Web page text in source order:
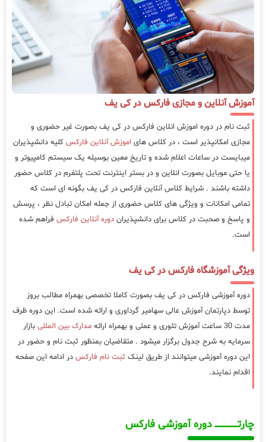
آموزش آنلاین و مجازی فارکس در کی یف
ثبت نام در دوره اموزش انلاین فارکس در کی یف بصورت غیر حضوری و
مجازی امکانپذیر است ، در کلاس های اموزش آنلاین فارکس کلیه دانشپذیران
میبایست در ساعات اعلام شده و تاریخ معین بوسیله یک سیستم کامپیوتر و
یا حتی موبایل بصورت انلاین و در بستر اینترنت تحت پلتفرم در کلاس حضور
داشته باشند . شرایط کلاس آنلاین فارکس در کی یف بگونه ای است که
تمامی امکانات و ویژگی های کلاس حضوری از جمله امکان تبادل نظر ، پرسش
و پاسخ و صحبت در کلاس برای دانشپذیران دوره آنلاین فارکس فراهم شده
است.
ویژگی آموزشگاه فارکس در کی یف
دوره آموزشی فارکس در کی یف بصورت کاملا تخصصی بهمراه مطالب بروز
توسط دپارتمان آموزش عالی سهامیر گرداوری و ارائه شده است. این دوره ظرف
مدت 30 ساعت آموزش تئوری و عملی و بهمراه ارائه
مدارک بین المللی بازار
سرمایه به شرح جدول برگزار میشود . متقاضیان بمنظور ثبت نام و حضور در
این دوره آموزشی میتوانند از طریق لینک ثبت نام فارکس در ادامه این صفحه
اقدام نمایند.
چارتـــــــــــــــــــ دوره آموزشی فارکس